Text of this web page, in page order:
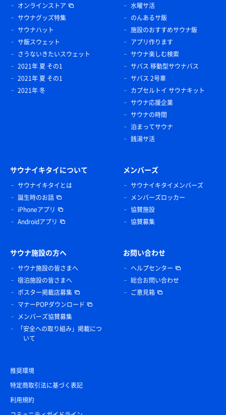
オンラインストア
サウナグッズ特集
サウナハット
サ飯スウェット
さうないきたいスウェット
2021年 夏 その1
2021年 夏 その1
2021年 冬
水曜サ活
のんあるサ飯
施設のおすすめサウナ飯
アプリ作ります
サウナ楽しむ検索
サバス 移動型サウナバス
サバス 2号車
カプセルトイ サウナキット
サウナ応援企業
サウナの時間
泊まってサウナ
銭湯サ活
サウナイキタイについて
サウナイキタイとは
誕生時のお話
iPhoneアプリ
Androidアプリ
メンバーズ
サウナイキタイメンバーズ
メンバーズロッカー
協賛施設
協賛募集
サウナ施設の方へ
サウナ施設の皆さまへ
宿泊施設の皆さまへ
ポスター掲載店募集
マナーPOPダウンロード
メンバーズ協賛募集
「安全への取り組み」掲載につ
いて
お問い合わせ
ヘルプセンター
総合お問い合わせ
ご意見箱
推奨環境
特定商取引法に基づく表記
利用規約